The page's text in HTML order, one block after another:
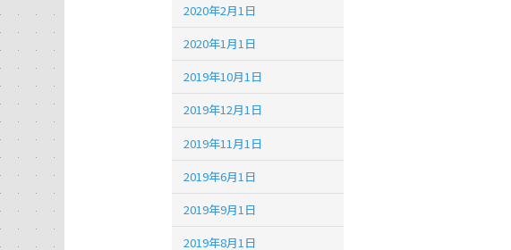
2020年2月1日
2020年1月1日
2019年10月1日
2019年12月1日
2019年11月1日
2019年6月1日
2019年9月1日
2019年8月1日